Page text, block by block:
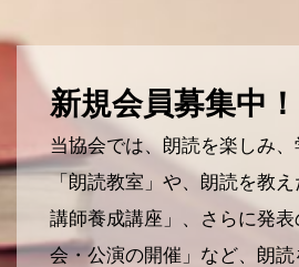
新規会員募集中！
当協会では、朗読を楽しみ
「朗読教室」や、朗読を教
講師養成講座」、さらに発
会・公演の開催」など、朗読